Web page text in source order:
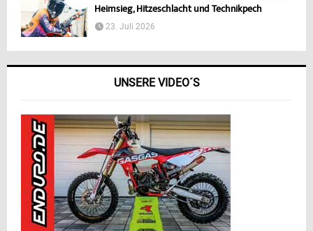
Heimsieg, Hitzeschlacht und Technikpech
23. Juli 2026
UNSERE VIDEO´S